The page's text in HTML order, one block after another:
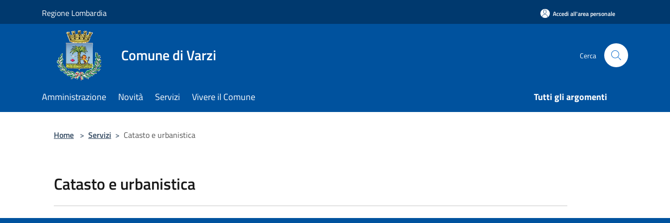
Regione Lombardia Accedi all'area personale
Comune di Varzi Cerca
Amministrazione Novità Servizi Vivere il Comune Tutti gli argomenti
Home > Servizi > Catasto e urbanistica
Catasto e urbanistica